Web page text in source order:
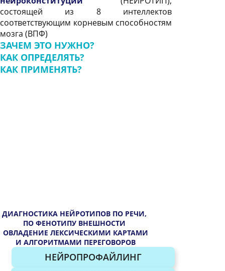
состоящей из 8 интеллектов
соответствующим корневым способностям
мозга (ВПФ)
ЗАЧЕМ ЭТО НУЖНО?
КАК ОПРЕДЕЛЯТЬ?
КАК ПРИМЕНЯТЬ?
ДИАГНОСТИКА НЕЙРОТИПОВ ПО РЕЧИ,
ПО ФЕНОТИПУ ВНЕШНОСТИ
ОВЛАДЕНИЕ ЛЕКСИЧЕСКИМИ КАРТАМИ
И АЛГОРИТМАМИ ПЕРЕГОВОРОВ
НЕЙРОПРОФАЙЛИНГ